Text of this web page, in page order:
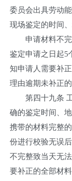
委员会出具劳动
现场鉴定的时间
申请材料不完
鉴定申请之日起5
知申请人需要补
理由逾期未补正
第四十九条 工
确的鉴定时间、
携带的材料完整
份进行校验无误
不完整致当天无
要补正的全部材